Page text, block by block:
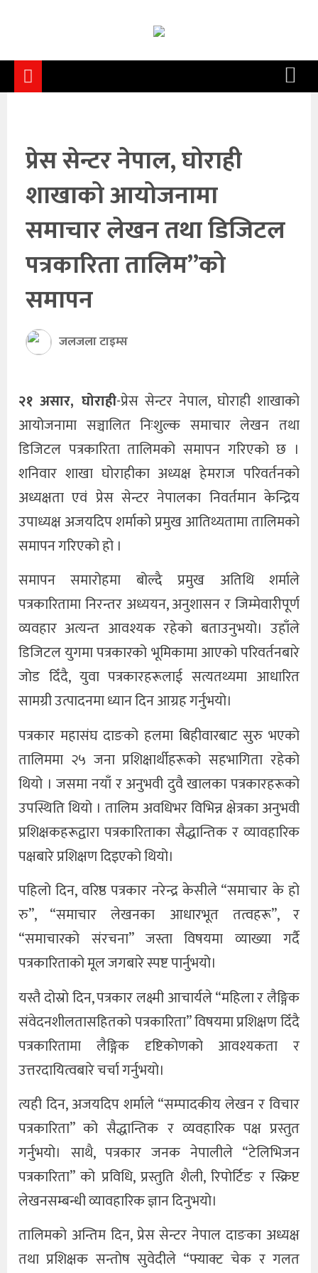
समाज
राजनीति
अन्तर्वार्ता
विचार
साहित्य/
खेलकुद
थप
प्रेस सेन्टर नेपाल, घोराही
शाखाको आयोजनामा
समाचार लेखन तथा डिजिटल
पत्रकारिता तालिम”को
समापन
जलजला टाइम्स
२१ असार, घोराही-प्रेस सेन्टर नेपाल, घोराही शाखाको
आयोजनामा सञ्चालित निःशुल्क समाचार लेखन तथा
डिजिटल पत्रकारिता तालिमको समापन गरिएको छ ।
शनिवार शाखा घोराहीका अध्यक्ष हेमराज परिवर्तनको
अध्यक्षता एवं प्रेस सेन्टर नेपालका निवर्तमान केन्द्रिय
उपाध्यक्ष अजयदिप शर्माको प्रमुख आतिथ्यतामा तालिमको
समापन गरिएको हो ।
समापन समारोहमा बोल्दै प्रमुख अतिथि शर्माले
पत्रकारितामा निरन्तर अध्ययन, अनुशासन र जिम्मेवारीपूर्ण
व्यवहार अत्यन्त आवश्यक रहेको बताउनुभयो। उहाँले
डिजिटल युगमा पत्रकारको भूमिकामा आएको परिवर्तनबारे
जोड दिँदै, युवा पत्रकारहरूलाई सत्यतथ्यमा आधारित
सामग्री उत्पादनमा ध्यान दिन आग्रह गर्नुभयो।
पत्रकार महासंघ दाङको हलमा बिहीवारबाट सुरु भएको
तालिममा २५ जना प्रशिक्षार्थीहरूको सहभागिता रहेको
थियो । जसमा नयाँ र अनुभवी दुवै खालका पत्रकारहरूको
उपस्थिति थियो । तालिम अवधिभर विभिन्न क्षेत्रका अनुभवी
प्रशिक्षकहरूद्वारा पत्रकारिताका सैद्धान्तिक र व्यावहारिक
पक्षबारे प्रशिक्षण दिइएको थियो।
पहिलो दिन, वरिष्ठ पत्रकार नरेन्द्र केसीले “समाचार के हो
रु”, “समाचार लेखनका आधारभूत तत्वहरू”, र
“समाचारको संरचना” जस्ता विषयमा व्याख्या गर्दै
पत्रकारिताको मूल जगबारे स्पष्ट पार्नुभयो।
यस्तै दोस्रो दिन, पत्रकार लक्ष्मी आचार्यले “महिला र लैङ्गिक
संवेदनशीलतासहितको पत्रकारिता” विषयमा प्रशिक्षण दिँदै
पत्रकारितामा लैङ्गिक दृष्टिकोणको आवश्यकता र
उत्तरदायित्वबारे चर्चा गर्नुभयो।
त्यही दिन, अजयदिप शर्माले “सम्पादकीय लेखन र विचार
पत्रकारिता” को सैद्धान्तिक र व्यवहारिक पक्ष प्रस्तुत
गर्नुभयो। साथै, पत्रकार जनक नेपालीले “टेलिभिजन
पत्रकारिता” को प्रविधि, प्रस्तुति शैली, रिपोर्टिङ र स्क्रिप्ट
लेखनसम्बन्धी व्यावहारिक ज्ञान दिनुभयो।
तालिमको अन्तिम दिन, प्रेस सेन्टर नेपाल दाङका अध्यक्ष
तथा प्रशिक्षक सन्तोष सुवेदीले “फ्याक्ट चेक र गलत